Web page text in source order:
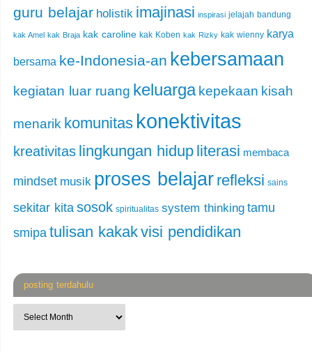
guru belajar holistik imajinasi inspirasi jelajah bandung
kak Amel kak Braja kak caroline kak Koben kak Rizky kak wienny karya
bersama ke-Indonesia-an kebersamaan
kegiatan luar ruang keluarga kepekaan kisah
menarik komunitas konektivitas
kreativitas lingkungan hidup literasi membaca
mindset musik proses belajar refleksi sains
sekitar kitasosok spiritualitas system thinking tamu
smipa tulisan kakakvisi pendidikan
posting terdahulu